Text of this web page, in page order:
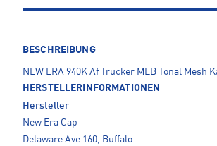
BESCHREIBUNG
NEW ERA 940K Af Trucker MLB Tonal Mesh
HERSTELLERINFORMATIONEN
Hersteller
New Era Cap
Delaware Ave 160, Buffalo